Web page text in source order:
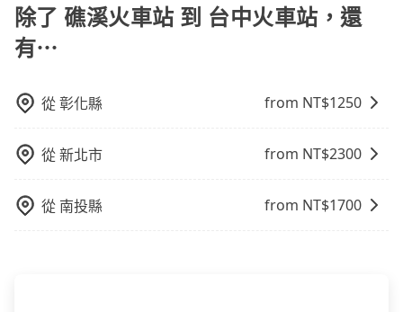
和內幕，並且可以在旅途中收集更多的故事和經驗，豐
富自己的旅程。
公里內，需額外支付 200 元，且每個點最多停留 5 分
鐘。加點費用可以在乘車當天下車前給司機現付。如果
您選擇「計時包車」，中途需要加點停靠，則不需要額
除了 礁溪火車站 到 台中火車站，還
有⋯
從彰化縣 from NT$1250
從新北市 from NT$2300
從 南投縣 from NT$1700